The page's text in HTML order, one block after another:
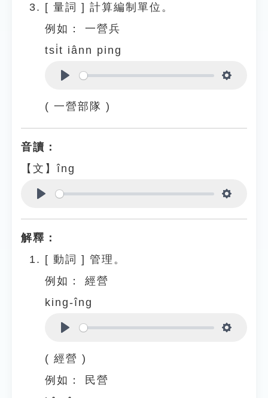
[ 量詞 ] 計算編制單位。
例如：
一營兵
tsi̍t iânn ping
( 一營部隊 )
音讀：
【文】îng
解釋：
[ 動詞 ] 管理。
例如：
經營
king-îng
( 經營 )
例如：
民營